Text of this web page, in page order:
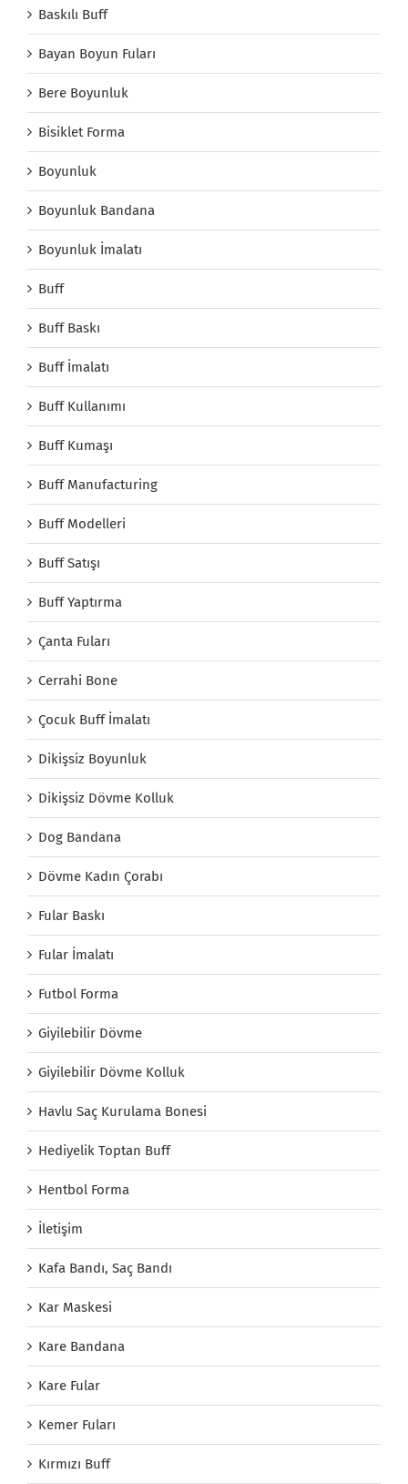
Baskılı Buff
Bayan Boyun Fuları
Bere Boyunluk
Bisiklet Forma
Boyunluk
Boyunluk Bandana
Boyunluk İmalatı
Buff
Buff Baskı
Buff İmalatı
Buff Kullanımı
Buff Kumaşı
Buff Manufacturing
Buff Modelleri
Buff Satışı
Buff Yaptırma
Çanta Fuları
Cerrahi Bone
Çocuk Buff İmalatı
Dikişsiz Boyunluk
Dikişsiz Dövme Kolluk
Dog Bandana
Dövme Kadın Çorabı
Fular Baskı
Fular İmalatı
Futbol Forma
Giyilebilir Dövme
Giyilebilir Dövme Kolluk
Havlu Saç Kurulama Bonesi
Hediyelik Toptan Buff
Hentbol Forma
İletişim
Kafa Bandı, Saç Bandı
Kar Maskesi
Kare Bandana
Kare Fular
Kemer Fuları
Kırmızı Buff